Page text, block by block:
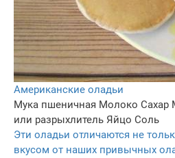
Американские оладьи
Мука пшеничная Молоко Сахар
или разрыхлитель Яйцо Соль
Эти оладьи отличаются не
вкусом от наших привычных